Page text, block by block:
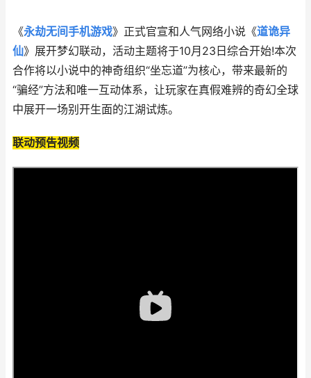
《永劫无间手机游戏》正式官宣和人气网络小说《道诡异
仙》展开梦幻联动，活动主题将于10月23日综合开始!本次
合作将以小说中的神奇组织“坐忘道”为核心，带来最新的
“骗经”方法和唯一互动体系，让玩家在真假难辨的奇幻全球
中展开一场别开生面的江湖试炼。
联动预告视频